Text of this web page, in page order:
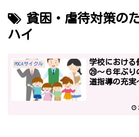
貧困・虐待対策の
ハイ
PDCAサイクル
学校における
㉙～６年ぶり
道指導の充実